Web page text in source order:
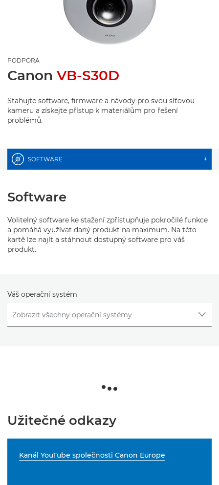
PODPORA
Canon VB-S30D
Stahujte software, firmware a návody pro svou síťovou
kameru a získejte přístup k materiálům pro řešení
problémů.
SOFTWARE +
Software
Volitelný software ke stažení zpřístupňuje pokročilé funkce
a pomáhá využívat daný produkt na maximum. Na této
kartě lze najít a stáhnout dostupný software pro váš
produkt.
Váš operační systém
Užitečné odkazy
Kanál YouTube společnosti Canon Europe